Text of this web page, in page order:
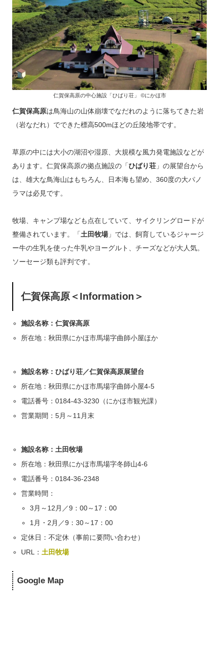
仁賀保高原の中心施設「ひばり荘」 ©にかほ市
仁賀保高原は鳥海山の山体崩壊でなだれのように落ちてきた岩
（岩なだれ）でできた標高500mほどの丘陵地帯です。
草原の中には大小の湖沼や湿原、大規模な風力発電施設などが
あります。仁賀保高原の拠点施設の「ひばり荘」の展望台から
は、雄大な鳥海山はもちろん、日本海も望め、360度の大パノ
ラマは必見です。
牧場、キャンプ場なども点在していて、サイクリングロードが
整備されています。「土田牧場」では、飼育しているジャージ
ー牛の生乳を使った牛乳やヨーグルト、チーズなどが大人気。
ソーセージ類も評判です。
仁賀保高原＜Information＞
施設名称：仁賀保高原
所在地：秋田県にかほ市馬場字曲師小屋ほか
施設名称：ひばり荘／仁賀保高原展望台
所在地：秋田県にかほ市馬場字曲師小屋4-5
電話番号：0184-43-3230（にかほ市観光課）
営業期間：5月～11月末
施設名称：土田牧場
所在地：秋田県にかほ市馬場字冬師山4-6
電話番号：0184-36-2348
営業時間：
3月～12月／9：00～17：00
1月・2月／9：30～17：00
定休日：不定休（事前に要問い合わせ）
URL： 土田牧場
Google Map